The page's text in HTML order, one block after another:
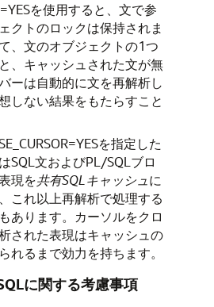
を使用すると、文で参
クトのロックは保持されま
、文のオブジェクトの1つ
、キャッシュされた文が無
ーは自動的に文を再解析し
しない結果をもたらすこと
を指定した
SQL文およびPL/SQLブロ
現を共有SQLキャッシュに
これ以上再解析で処理する
あります。カーソルをクロ
された表現はキャッシュの
れるまで効力を持ちます。
に関する考慮事項